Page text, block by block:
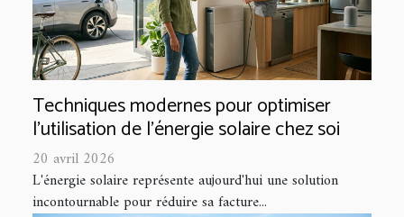
Techniques modernes pour optimiser
l'utilisation de l'énergie solaire chez soi
20 avril 2026
L'énergie solaire représente aujourd'hui une solution
incontournable pour réduire sa facture...